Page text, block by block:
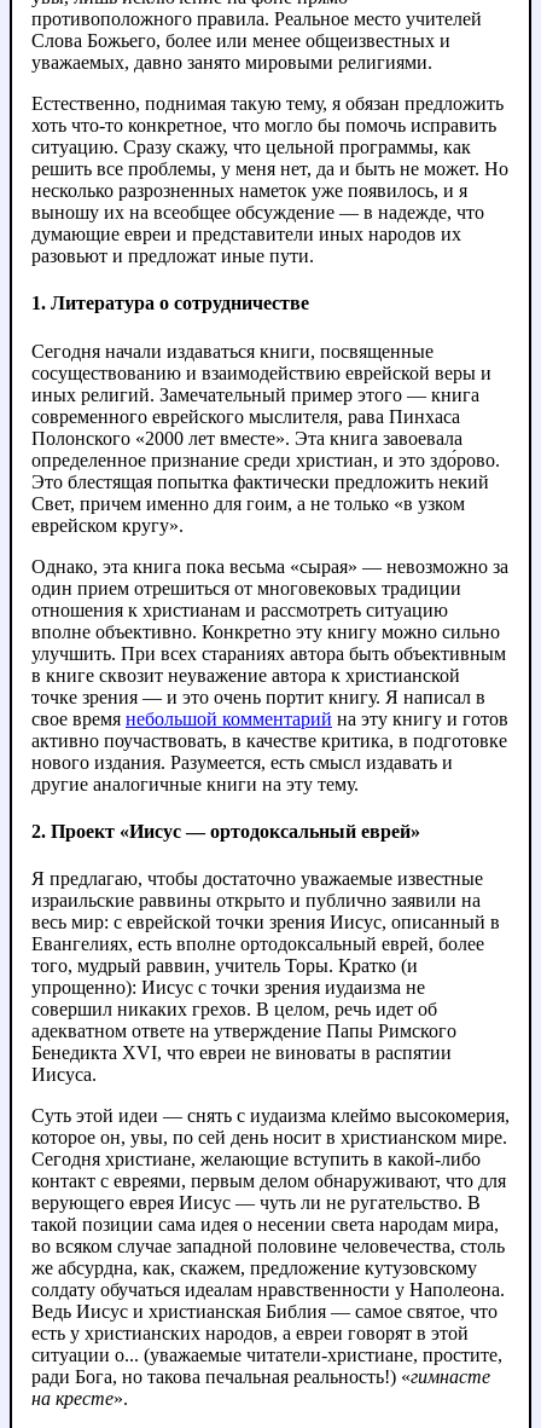
противоположного правила. Реальное место учителей
Слова Божьего, более или менее общеизвестных и
уважаемых, давно занято мировыми религиями.
Естественно, поднимая такую тему, я обязан предложить
хоть что-то конкретное, что могло бы помочь исправить
ситуацию. Сразу скажу, что цельной программы, как
решить все проблемы, у меня нет, да и быть не может. Но
несколько разрозненных наметок уже появилось, и я
выношу их на всеобщее обсуждение — в надежде, что
думающие евреи и представители иных народов их
разовьют и предложат иные пути.
1. Литература о сотрудничестве
Сегодня начали издаваться книги, посвященные
сосуществованию и взаимодействию еврейской веры и
иных религий. Замечательный пример этого — книга
современного еврейского мыслителя, рава Пинхаса
Полонского «2000 лет вместе». Эта книга завоевала
определенное признание среди христиан, и это здо́рово.
Это блестящая попытка фактически предложить некий
Свет, причем именно для гоим, а не только «в узком
еврейском кругу».
Однако, эта книга пока весьма «сырая» — невозможно за
один прием отрешиться от многовековых традиции
отношения к христианам и рассмотреть ситуацию
вполне объективно. Конкретно эту книгу можно сильно
улучшить. При всех стараниях автора быть объективным
в книге сквозит неуважение автора к христианской
точке зрения — и это очень портит книгу. Я написал в
свое время небольшой комментарий на эту книгу и готов
активно поучаствовать, в качестве критика, в подготовке
нового издания. Разумеется, есть смысл издавать и
другие аналогичные книги на эту тему.
2. Проект «Иисус — ортодоксальный еврей»
Я предлагаю, чтобы достаточно уважаемые известные
израильские раввины открыто и публично заявили на
весь мир: с еврейской точки зрения Иисус, описанный в
Евангелиях, есть вполне ортодоксальный еврей, более
того, мудрый раввин, учитель Торы. Кратко (и
упрощенно): Иисус с точки зрения иудаизма не
совершил никаких грехов. В целом, речь идет об
адекватном ответе на утверждение Папы Римского
Бенедикта XVI, что евреи не виноваты в распятии
Иисуса.
Суть этой идеи — снять с иудаизма клеймо высокомерия,
которое он, увы, по сей день носит в христианском мире.
Сегодня христиане, желающие вступить в какой-либо
контакт с евреями, первым делом обнаруживают, что для
верующего еврея Иисус — чуть ли не ругательство. В
такой позиции сама идея о несении света народам мира,
во всяком случае западной половине человечества, столь
же абсурдна, как, скажем, предложение кутузовскому
солдату обучаться идеалам нравственности у Наполеона.
Ведь Иисус и христианская Библия — самое святое, что
есть у христианских народов, а евреи говорят в этой
ситуации о... (уважаемые читатели-христиане, простите,
ради Бога, но такова печальная реальность!) «гимнасте
на кресте».